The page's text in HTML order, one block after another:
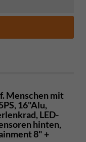
Menschen mit
16"Alu,
LED-
hinten,
8" +